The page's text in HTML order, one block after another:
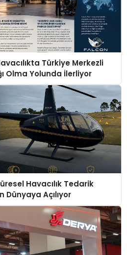
Türkiye Merkezli
Olma Yolunda İlerliyor
Havacılık Tedarik
Dünyaya Açılıyor